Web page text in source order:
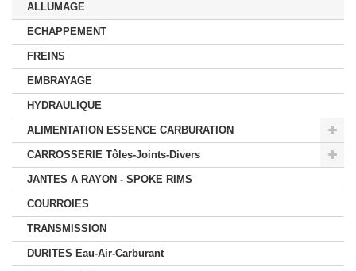
ALLUMAGE
ECHAPPEMENT
FREINS
EMBRAYAGE
HYDRAULIQUE
ALIMENTATION ESSENCE CARBURATION
CARROSSERIE Tôles-Joints-Divers
JANTES A RAYON - SPOKE RIMS
COURROIES
TRANSMISSION
DURITES Eau-Air-Carburant